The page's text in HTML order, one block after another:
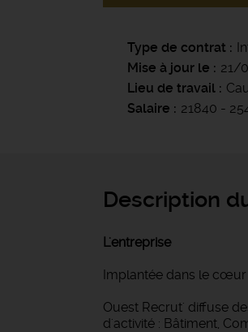
Type de contrat
Mise à jour le
21/
Lieu de travail
Salaire
21840 -
Description
L'entreprise
Implantée dans le cœur
Ouest Recrut' diffuse
d'activité : Bâtiment,